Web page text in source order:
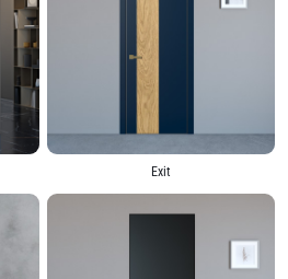
Exit